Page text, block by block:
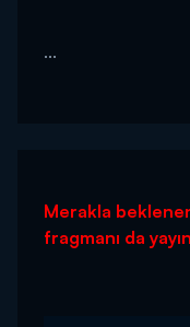
...
Merakla
fragmanı da